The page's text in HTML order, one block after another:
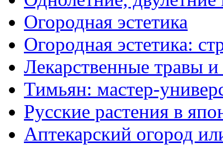
Огородная эстетика
Огородная эстетика:
Лекарственные травы и
Тимьян: мастер-
Русские растения в
Аптекарский огород